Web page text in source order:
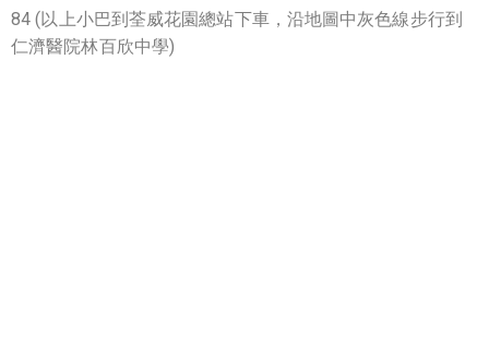
84 (以上小巴到荃威花園總站下車， 沿地圖中灰色線步行到
仁濟醫院林百欣中學)